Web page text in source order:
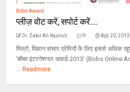
Bobs Award
प्‍लीज़ वोट करें, सपोर्ट करें....
Dr. Zakir Ali Rajnish 9 Apr 20, 2013
मित्रो, विज्ञान संचार प्रेमियों के लिए इससे अधिक
'बॉब्‍स इंटरनेशनल अवार्ड-2013' (Bobs Online
... Readmore